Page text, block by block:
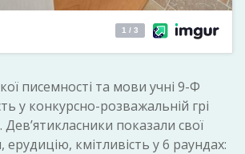
писемності та мови учні 9-Ф
у конкурсно-розважальній грі
Дев’ятикласники показали свої
ерудицію, кмітливість у 6 раундах: